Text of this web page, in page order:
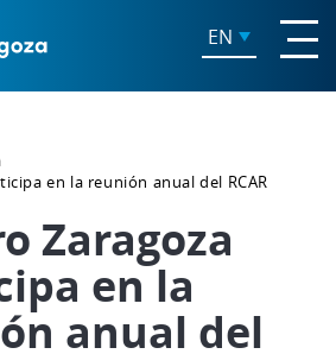
EN
en la reunión anual del RCAR
Zaragoza
en la
anual del